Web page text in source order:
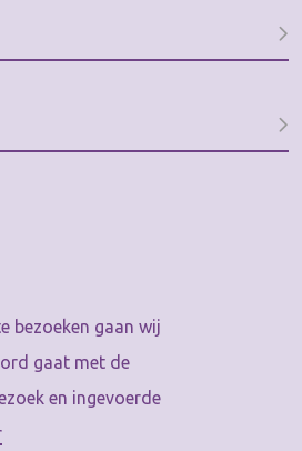
bezoeken gaan wij
gaat met de
en ingevoerde
verklaring
Disclaimer